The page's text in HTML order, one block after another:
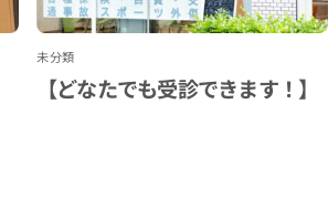
未分類
【どなたでも受診できます！】